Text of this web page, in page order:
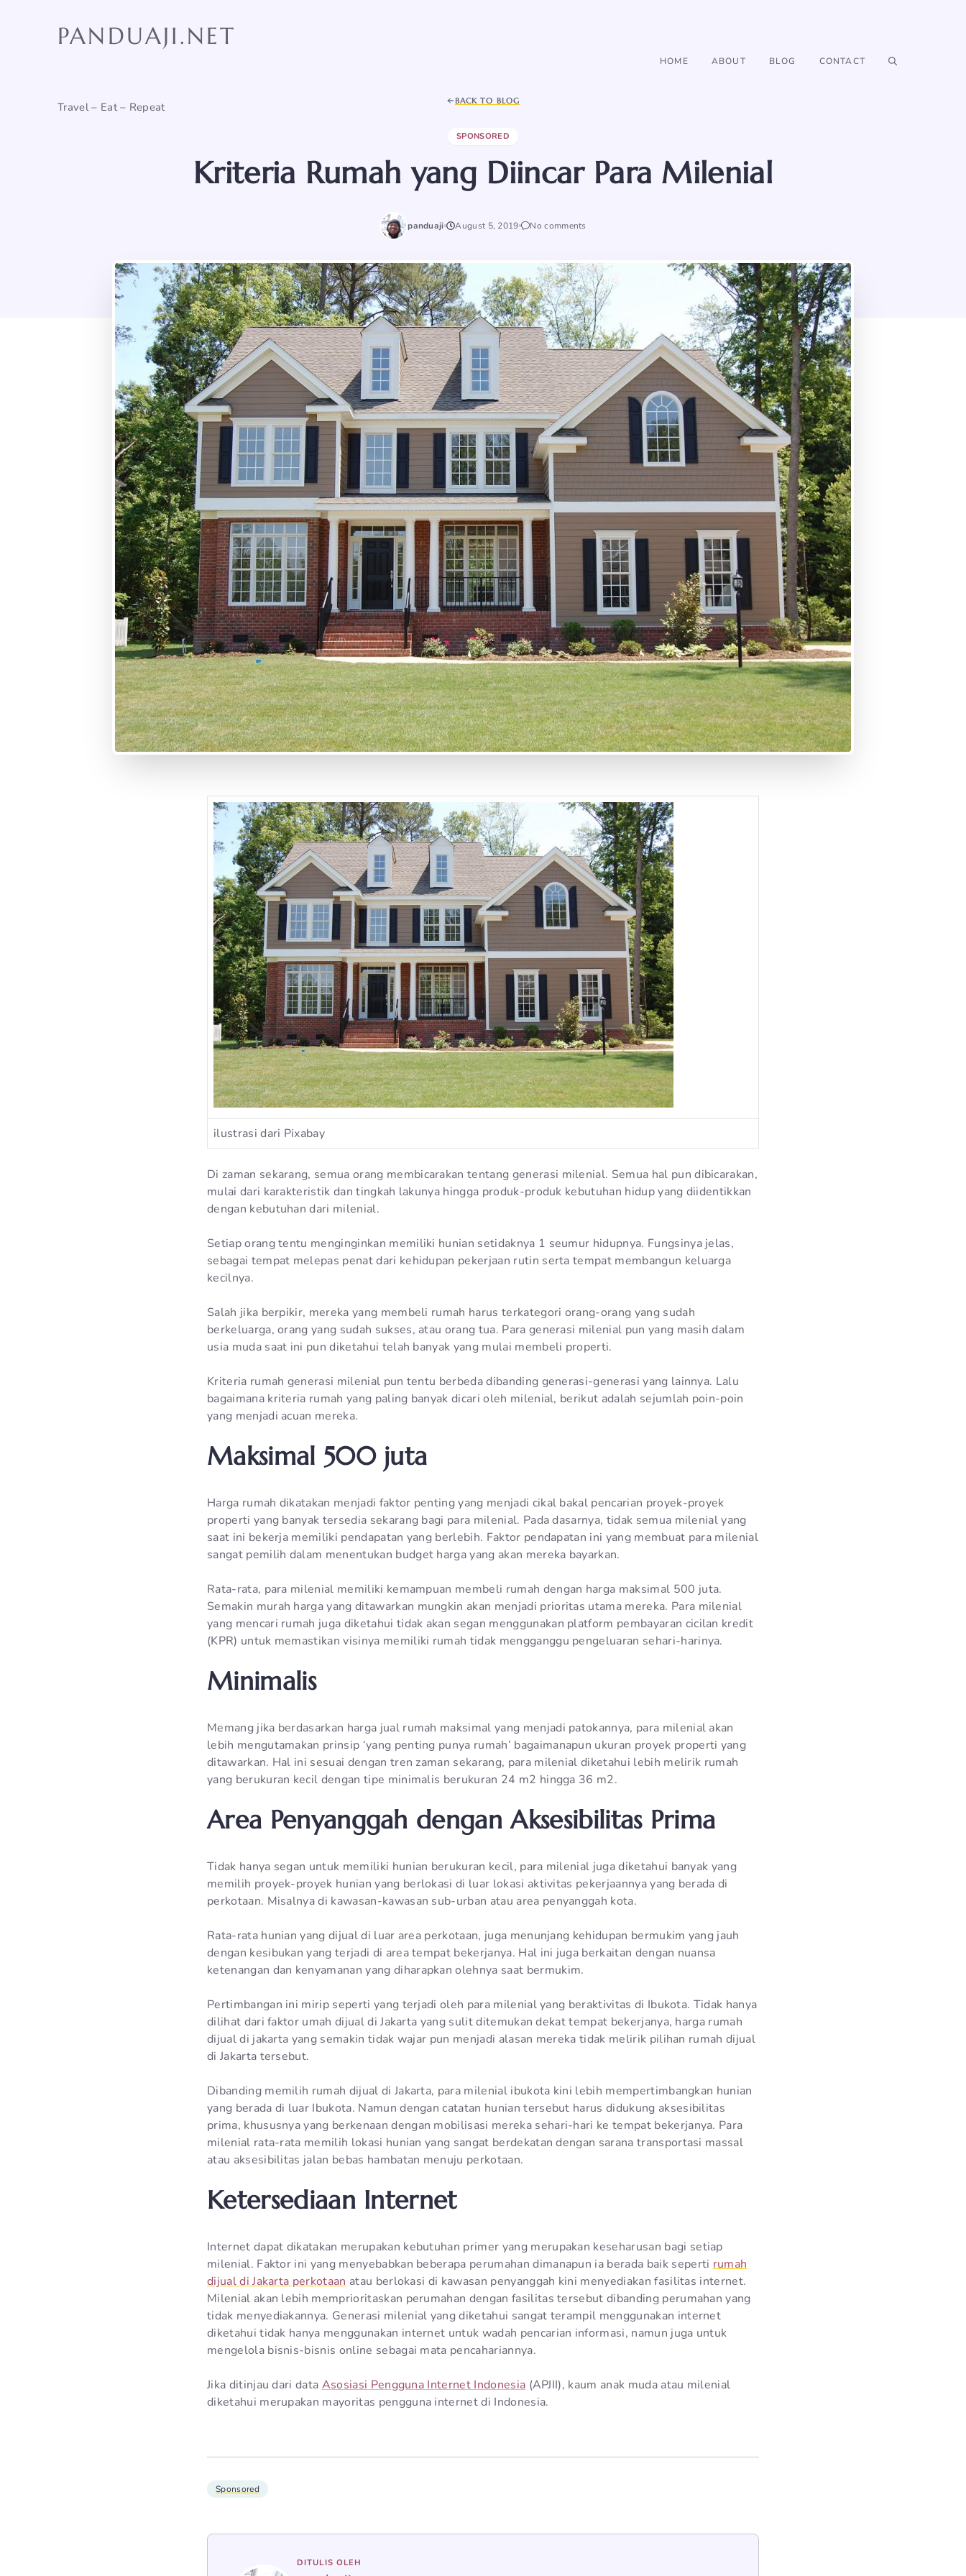
PANDUAJI.NET
Travel – Eat – Repeat
HOME ABOUT BLOG CONTACT
BACK TO BLOG
SPONSORED
Kriteria Rumah yang Diincar Para Milenial
panduaji August 5, 2019 No comments
ilustrasi dari Pixabay
Di zaman sekarang, semua orang membicarakan tentang generasi milenial. Semua hal pun dibicarakan,
mulai dari karakteristik dan tingkah lakunya hingga produk-produk kebutuhan hidup yang diidentikkan
dengan kebutuhan dari milenial.
Setiap orang tentu menginginkan memiliki hunian setidaknya 1 seumur hidupnya. Fungsinya jelas,
sebagai tempat melepas penat dari kehidupan pekerjaan rutin serta tempat membangun keluarga
kecilnya.
Salah jika berpikir, mereka yang membeli rumah harus terkategori orang-orang yang sudah
berkeluarga, orang yang sudah sukses, atau orang tua. Para generasi milenial pun yang masih dalam
usia muda saat ini pun diketahui telah banyak yang mulai membeli properti.
Kriteria rumah generasi milenial pun tentu berbeda dibanding generasi-generasi yang lainnya. Lalu
bagaimana kriteria rumah yang paling banyak dicari oleh milenial, berikut adalah sejumlah poin-poin
yang menjadi acuan mereka.
Maksimal 500 juta
Harga rumah dikatakan menjadi faktor penting yang menjadi cikal bakal pencarian proyek-proyek
properti yang banyak tersedia sekarang bagi para milenial. Pada dasarnya, tidak semua milenial yang
saat ini bekerja memiliki pendapatan yang berlebih. Faktor pendapatan ini yang membuat para milenial
sangat pemilih dalam menentukan budget harga yang akan mereka bayarkan.
Rata-rata, para milenial memiliki kemampuan membeli rumah dengan harga maksimal 500 juta.
Semakin murah harga yang ditawarkan mungkin akan menjadi prioritas utama mereka. Para milenial
yang mencari rumah juga diketahui tidak akan segan menggunakan platform pembayaran cicilan kredit
(KPR) untuk memastikan visinya memiliki rumah tidak mengganggu pengeluaran sehari-harinya.
Minimalis
Memang jika berdasarkan harga jual rumah maksimal yang menjadi patokannya, para milenial akan
lebih mengutamakan prinsip ‘yang penting punya rumah’ bagaimanapun ukuran proyek properti yang
ditawarkan. Hal ini sesuai dengan tren zaman sekarang, para milenial diketahui lebih melirik rumah
yang berukuran kecil dengan tipe minimalis berukuran 24 m2 hingga 36 m2.
Area Penyanggah dengan Aksesibilitas Prima
Tidak hanya segan untuk memiliki hunian berukuran kecil, para milenial juga diketahui banyak yang
memilih proyek-proyek hunian yang berlokasi di luar lokasi aktivitas pekerjaannya yang berada di
perkotaan. Misalnya di kawasan-kawasan sub-urban atau area penyanggah kota.
Rata-rata hunian yang dijual di luar area perkotaan, juga menunjang kehidupan bermukim yang jauh
dengan kesibukan yang terjadi di area tempat bekerjanya. Hal ini juga berkaitan dengan nuansa
ketenangan dan kenyamanan yang diharapkan olehnya saat bermukim.
Pertimbangan ini mirip seperti yang terjadi oleh para milenial yang beraktivitas di Ibukota. Tidak hanya
dilihat dari faktor umah dijual di Jakarta yang sulit ditemukan dekat tempat bekerjanya, harga rumah
dijual di jakarta yang semakin tidak wajar pun menjadi alasan mereka tidak melirik pilihan rumah dijual
di Jakarta tersebut.
Dibanding memilih rumah dijual di Jakarta, para milenial ibukota kini lebih mempertimbangkan hunian
yang berada di luar Ibukota. Namun dengan catatan hunian tersebut harus didukung aksesibilitas
prima, khususnya yang berkenaan dengan mobilisasi mereka sehari-hari ke tempat bekerjanya. Para
milenial rata-rata memilih lokasi hunian yang sangat berdekatan dengan sarana transportasi massal
atau aksesibilitas jalan bebas hambatan menuju perkotaan.
Ketersediaan Internet
Internet dapat dikatakan merupakan kebutuhan primer yang merupakan keseharusan bagi setiap
milenial. Faktor ini yang menyebabkan beberapa perumahan dimanapun ia berada baik seperti rumah
dijual di Jakarta perkotaan atau berlokasi di kawasan penyanggah kini menyediakan fasilitas internet.
Milenial akan lebih memprioritaskan perumahan dengan fasilitas tersebut dibanding perumahan yang
tidak menyediakannya. Generasi milenial yang diketahui sangat terampil menggunakan internet
diketahui tidak hanya menggunakan internet untuk wadah pencarian informasi, namun juga untuk
mengelola bisnis-bisnis online sebagai mata pencahariannya.
Jika ditinjau dari data Asosiasi Pengguna Internet Indonesia (APJII), kaum anak muda atau milenial
diketahui merupakan mayoritas pengguna internet di Indonesia.
Sponsored
DITULIS OLEH